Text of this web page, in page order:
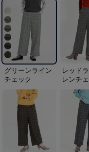
グリーンライン
チェック
レッド
レンチ